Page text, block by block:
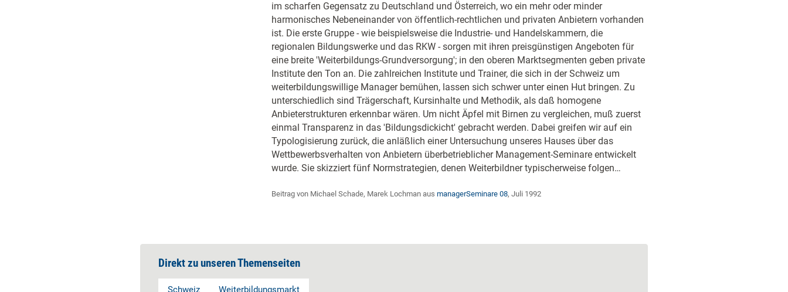
im scharfen Gegensatz zu Deutschland und Österreich, wo ein mehr oder minder
harmonisches Nebeneinander von öffentlich-rechtlichen und privaten Anbietern vorhanden
ist. Die erste Gruppe - wie beispielsweise die Industrie- und Handelskammern, die
regionalen Bildungswerke und das RKW - sorgen mit ihren preisgünstigen Angeboten für
eine breite 'Weiterbildungs-Grundversorgung'; in den oberen Marktsegmenten geben private
Institute den Ton an. Die zahlreichen Institute und Trainer, die sich in der Schweiz um
weiterbildungswillige Manager bemühen, lassen sich schwer unter einen Hut bringen. Zu
unterschiedlich sind Trägerschaft, Kursinhalte und Methodik, als daß homogene
Anbieterstrukturen erkennbar wären. Um nicht Äpfel mit Birnen zu vergleichen, muß zuerst
einmal Transparenz in das 'Bildungsdickicht' gebracht werden. Dabei greifen wir auf ein
Typologisierung zurück, die anläßlich einer Untersuchung unseres Hauses über das
Wettbewerbsverhalten von Anbietern überbetrieblicher Management-Seminare entwickelt
wurde. Sie skizziert fünf Normstrategien, denen Weiterbildner typischerweise folgen…
Beitrag von Michael Schade, Marek Lochman aus managerSeminare 08, Juli 1992
Direkt zu unseren Themenseiten
Schweiz Weiterbildungsmarkt